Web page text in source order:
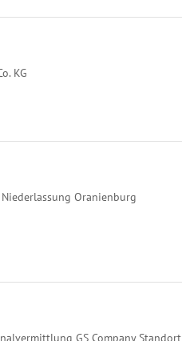
KG
Niederlassung Oranienburg
GS Company Standort